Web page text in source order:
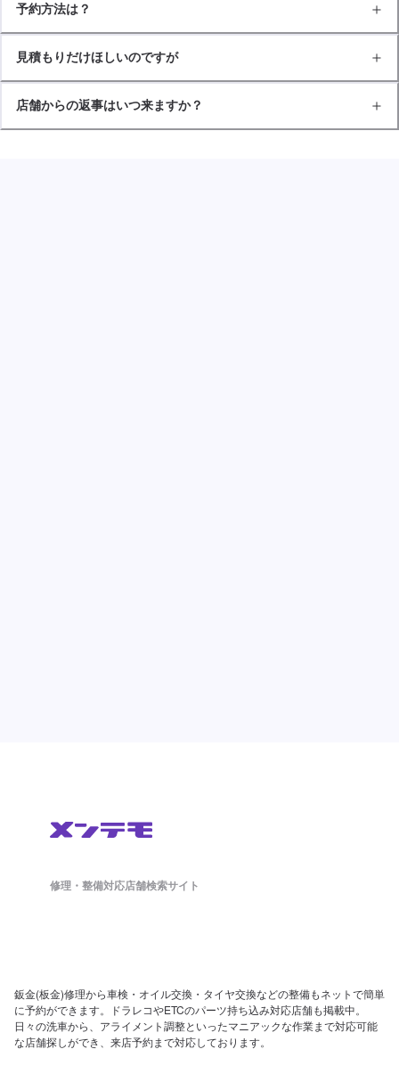
予約方法は？
見積もりだけほしいのですが
店舗からの返事はいつ来ますか？
修理・整備対応店舗検索サイト
鈑金(板金)修理から車検・オイル交換・タイヤ交換などの整備もネットで簡単
に予約ができます。ドラレコやETCのパーツ持ち込み対応店舗も掲載中。
日々の洗車から、アライメント調整といったマニアックな作業まで対応可能
な店舗探しができ、来店予約まで対応しております。